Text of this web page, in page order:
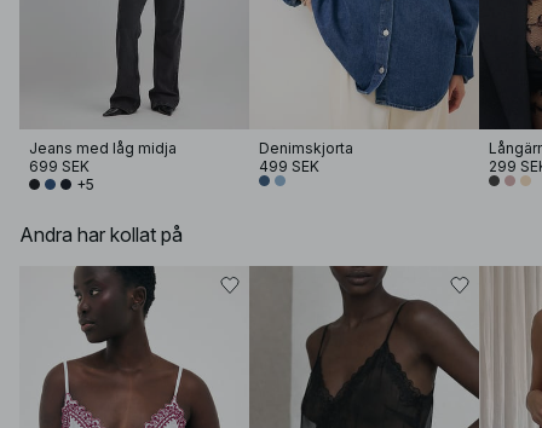
Jeans med låg midja
699 SEK
+5
Denimskjorta
499 SEK
299
Andra har kollat på